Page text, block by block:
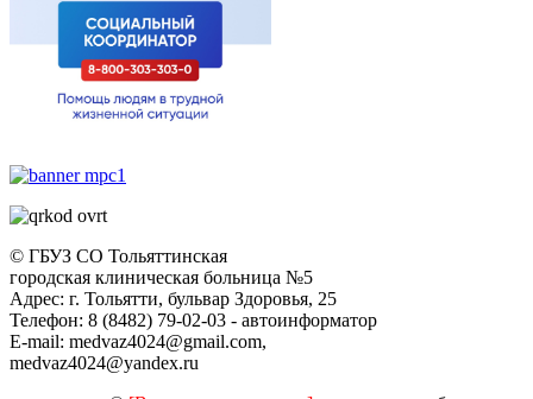
© ГБУЗ СО Тольяттинская
городская клиническая больница №5
Адрес: г. Тольятти, бульвар Здоровья, 25
Телефон: 8 (8482) 79-02-03 - автоинформатор
E-mail: medvaz4024@gmail.com,
medvaz4024@yandex.ru